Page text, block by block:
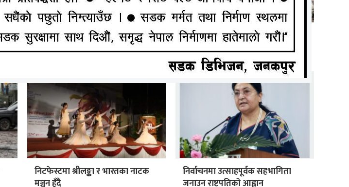
नेपाली समाज कतारको नयाँ नेतृत्वमा
मनिष
भारतको उत्तराखण्डमा पहिरोमा परी १४
नेपाली वेपत्ता
निटफेस्टमा श्रीलङ्का र भारतका नाटक
मञ्चन हुँदै
निर्वाचनमा उत्साहपूर्वक सहभागिता
जनाउन राष्ट्रपतिको आह्वान